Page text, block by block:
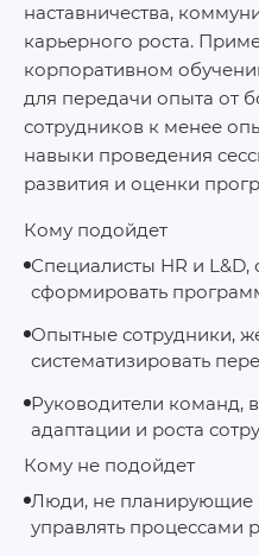
наставничества,
карьерного роста.
корпоративном
для передачи опыта от
сотрудников к менее
навыки проведения
развития и оценки
Кому подойдет
Специалисты HR и L&D,
сформировать
Опытные сотрудники,
систематизировать
Руководители команд,
адаптации и роста
Кому не подойдет
Люди, не планирующие
управлять процессами